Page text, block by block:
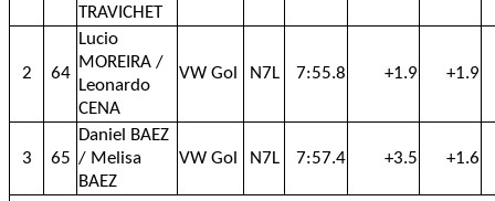
TRAVICHET
2 64
Lucio
MOREIRA /
Leonardo
CENA
VW Gol N7L 7:55.8 +1.9 +1.9
3 65
Daniel BAEZ
/ Melisa
BAEZ
VW Gol N7L 7:57.4 +3.5 +1.6